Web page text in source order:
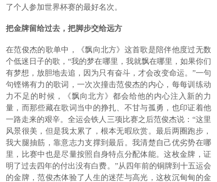
了个人参加世界杯赛的最好名次。
把金牌留给过去，把脚步交给远方
在范俊杰的歌单中，《飘向北方》这首歌是陪伴他度过无数
个低迷日子的歌，“我的梦在哪里，我就飘在哪里，如果你们
有梦想，放胆地去追，因为只有奋斗，才会改变命运。”一句
句铿锵有力的歌词，一次次撞击范俊杰的内心，每每训练动
力不足的时候，《飘向北方》都会给他的内心注入新的力
量，而那些藏在歌词当中的挣扎、不甘与孤勇，也印证着他
一路走来的艰辛。全运会铁人三项比赛之后范俊杰说：“这里
风景很美，但是我太累了，根本无暇欣赏。最后两圈跑步，
我大腿抽筋，靠意志力支撑到最后。我清楚自己优劣势在哪
里，比赛中也是尽量按照自身特点分配体能。这枚金牌，证
明了过去四年的付出没有白费。”从四年前的铜牌到十五运会
的金牌，范俊杰体验了人生的迷茫与高光，这枚沉甸甸的金